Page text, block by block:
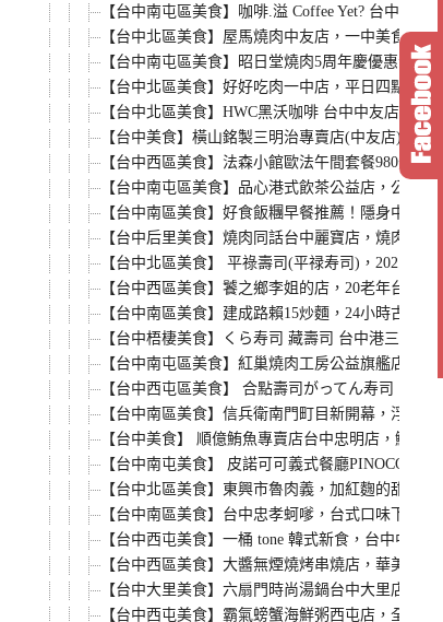
【台中南屯區美食】咖啡.溢 Coffee Yet? 台中深
【台中北區美食】屋馬燒肉中友店，一中美食商
【台中南屯區美食】昭日堂燒肉5周年慶優惠活動
【台中北區美食】好好吃肉一中店，平日四點半
【台中北區美食】HWC黑沃咖啡 台中中友店，加
【台中美食】橫山銘製三明治專賣店(中友店)，中
【台中西區美食】法森小館歐法午間套餐980元起
【台中南屯區美食】品心港式飲茶公益店，公益
【台中南區美食】好食飯糰早餐推薦！隱身中興
【台中后里美食】燒肉同話台中麗寶店，燒肉套
【台中北區美食】 平祿壽司(平禄寿司)，2021全
【台中西區美食】饕之鄉李姐的店，20老年台中
【台中南區美食】建成路賴15炒麵，24小時古早
【台中梧棲美食】くら寿司 藏壽司 台中港三井
【台中南屯區美食】紅巢燒肉工房公益旗艦店，
【台中西屯區美食】 合點壽司がってん寿司，台
【台中南區美食】信兵衛南門町目新開幕，浮誇
【台中美食】 順億鮪魚專賣店台中忠明店，鮪魚
【台中南屯美食】 皮諾可可義式餐廳PINOCOCO
【台中北區美食】東興市魯肉義，加紅麴的甜味
【台中南區美食】台中忠孝蚵嗲，台式口味下午
【台中西屯美食】一桶 tone 韓式新食，台中中科
【台中西區美食】大醬無煙燒烤串燒店，華美西
【台中大里美食】六扇門時尚湯鍋台中大里店，
【台中西屯美食】霸氣螃蟹海鮮粥西屯店，全台